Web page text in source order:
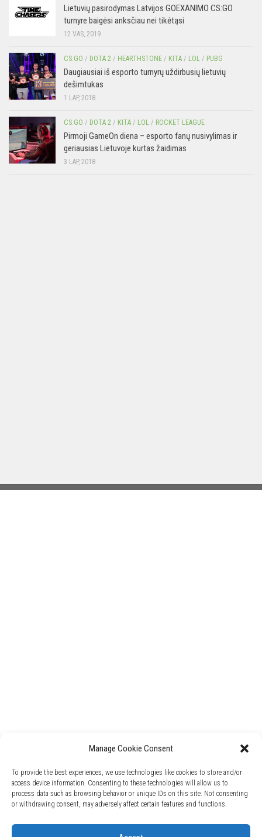
Manage Cookie Consent
To provide the best experiences, we use technologies like cookies to store and/or
access device information. Consenting to these technologies will allow us to
process data such as browsing behavior or unique IDs on this site. Not consenting
or withdrawing consent, may adversely affect certain features and functions.
Lietuvių pasirodymas Latvijos GOEXANIMO CS:GO
turnyre baigėsi anksčiau nei tikėtąsi
12 VAS, 2019
CS:GO / DOTA 2 / HEARTHSTONE / KITA / LOL / PUBG
Daugiausiai iš esporto turnyrų uždirbusių lietuvių
dešimtukas
1 LAP, 2018
CS:GO / DOTA 2 / KITA / LOL / ROCKET LEAGUE
Pirmoji GameOn diena – esporto fanų nusivylimas ir
geriausias Lietuvoje kurtas žaidimas
3 LAP, 2018